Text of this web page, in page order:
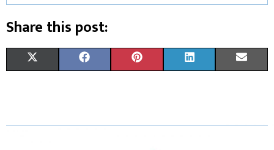
Share this post:
W E T K I